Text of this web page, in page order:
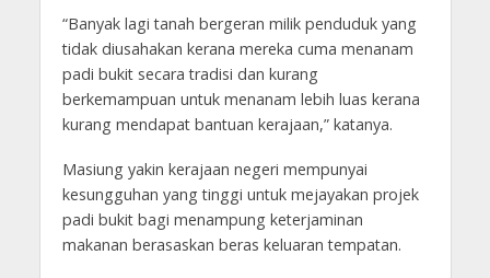
“Banyak lagi tanah bergeran milik penduduk yang
tidak diusahakan kerana mereka cuma menanam
padi bukit secara tradisi dan kurang
berkemampuan untuk menanam lebih luas kerana
kurang mendapat bantuan kerajaan,” katanya.
Masiung yakin kerajaan negeri mempunyai
kesungguhan yang tinggi untuk mejayakan projek
padi bukit bagi menampung keterjaminan
makanan berasaskan beras keluaran tempatan.